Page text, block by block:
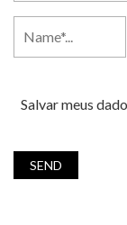
Salvar meus